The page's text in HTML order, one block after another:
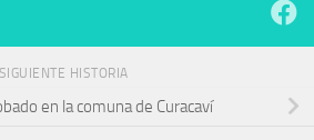
SIGUIENTE HISTORIA
en la comuna de Curacaví